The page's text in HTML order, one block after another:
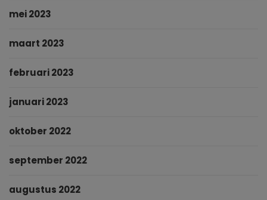
mei 2023
maart 2023
februari 2023
januari 2023
oktober 2022
september 2022
augustus 2022